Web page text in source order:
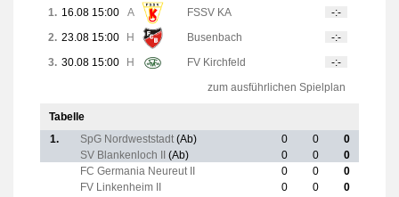
1. 16.08 15:00 A FSSV KA
-:-
2. 23.08 15:00 H Busenbach
-:-
3. 30.08 15:00 H FV Kirchfeld
-:-
zum ausführlichen Spielplan
Tabelle
1.
SpG Nordweststadt (Ab) 0 0
0
SV Blankenloch II
(Ab) 0 0
0
FC Germania Neureut II
0 0
0
FV Linkenheim II
0 0 0